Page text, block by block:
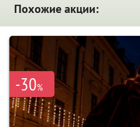
Похожие акции:
-30%